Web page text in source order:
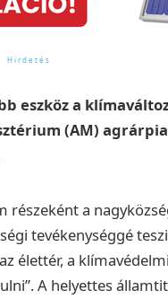
eszköz a
(AM)
részeként a
tevékenységgé
élettér, a
A helyettes